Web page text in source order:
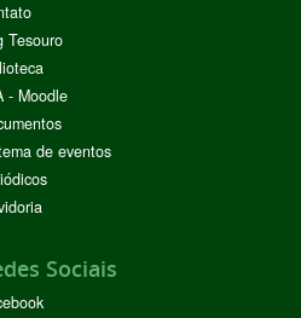
Tesouro
- Moodle
de eventos
Sociais